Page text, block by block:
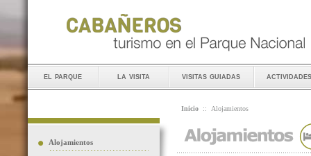
el parque la visita visitas guiadas actividades
Alojamientos
Inicio :: Alojamientos